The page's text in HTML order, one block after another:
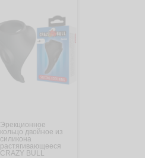
Эрекционное
кольцо двойное из
силикона
растягивающееся
CRAZY BULL